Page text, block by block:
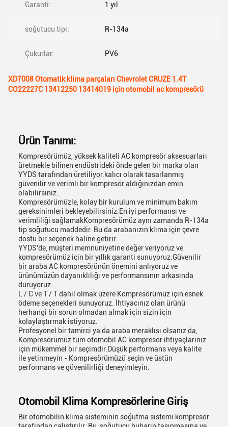
Garanti: 1 yıl
soğutucu tipi: R-134a
Çukurlar: PV6
XD7008 Otomatik klima parçaları Chevrolet CRUZE 1.4T
CO22227C 13412250 13414019 için otomobil ac kompresörü
Ürün Tanımı:
Kompresörümüz, yüksek kaliteli AC kompresör aksesuarları
üretmekle bilinen endüstrideki önde gelen bir marka olan
YYDS tarafından üretiliyor.kalıcı olarak tasarlanmış
güvenilir ve verimli bir kompresör aldığınızdan emin
olabilirsiniz.
Kompresörümüzle, kolay bir kurulum ve minimum bakım
gereksinimleri bekleyebilirsiniz.En iyi performansı ve
verimliliği sağlamakKompresörümüz aynı zamanda R-134a
tip soğutucu maddedir. Bu da arabanızın klima için çevre
dostu bir seçenek haline getirir.
YYDS'de, müşteri memnuniyetine değer veriyoruz ve
kompresörümüz için bir yıllık garanti sunuyoruz.Güvenilir
bir araba AC kompresörünün önemini anlıyoruz ve
ürünümüzün dayanıklılığı ve performansının arkasında
duruyoruz.
L / C ve T / T dahil olmak üzere Kompresörümüz için esnek
ödeme seçenekleri sunuyoruz. İhtiyacınız olan ürünü
herhangi bir sorun olmadan almak için sizin için
kolaylaştırmak istiyoruz.
Profesyonel bir tamirci ya da araba meraklısı olsanız da,
Kompresörümüz tüm otomobil AC kompresör ihtiyaçlarınız
için mükemmel bir seçimdir.Düşük performans veya kalite
ile yetinmeyin - Kompresörümüzü seçin ve üstün
performans ve güvenilirliği deneyimleyin.
Otomobil Klima Kompresörlerine Giriş
Bir otomobilin klima sisteminin soğutma sistemi kompresör